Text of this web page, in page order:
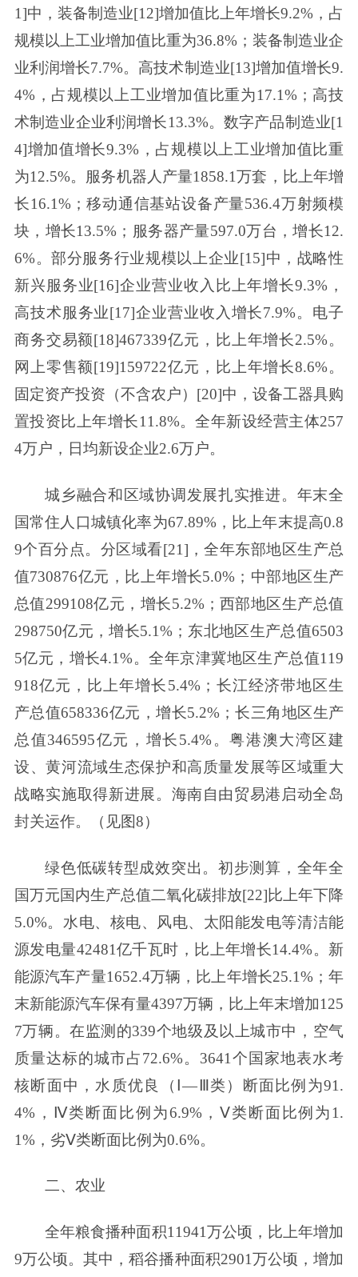
1]中，装备制造业[12]增加值比上年增长9.2%，占
规模以上工业增加值比重为36.8%；装备制造业企
业利润增长7.7%。高技术制造业[13]增加值增长9.
4%，占规模以上工业增加值比重为17.1%；高技
术制造业企业利润增长13.3%。数字产品制造业[1
4]增加值增长9.3%，占规模以上工业增加值比重
为12.5%。服务机器人产量1858.1万套，比上年增
长16.1%；移动通信基站设备产量536.4万射频模
块，增长13.5%；服务器产量597.0万台，增长12.
6%。部分服务行业规模以上企业[15]中，战略性
新兴服务业[16]企业营业收入比上年增长9.3%，
高技术服务业[17]企业营业收入增长7.9%。电子
商务交易额[18]467339亿元，比上年增长2.5%。
网上零售额[19]159722亿元，比上年增长8.6%。
固定资产投资（不含农户）[20]中，设备工器具购
置投资比上年增长11.8%。全年新设经营主体257
4万户，日均新设企业2.6万户。
城乡融合和区域协调发展扎实推进。年末全
国常住人口城镇化率为67.89%，比上年末提高0.8
9个百分点。分区域看[21]，全年东部地区生产总
值730876亿元，比上年增长5.0%；中部地区生产
总值299108亿元，增长5.2%；西部地区生产总值
298750亿元，增长5.1%；东北地区生产总值6503
5亿元，增长4.1%。全年京津冀地区生产总值119
918亿元，比上年增长5.4%；长江经济带地区生
产总值658336亿元，增长5.2%；长三角地区生产
总值346595亿元，增长5.4%。粤港澳大湾区建
设、黄河流域生态保护和高质量发展等区域重大
战略实施取得新进展。海南自由贸易港启动全岛
封关运作。（见图8）
绿色低碳转型成效突出。初步测算，全年全
国万元国内生产总值二氧化碳排放[22]比上年下降
5.0%。水电、核电、风电、太阳能发电等清洁能
源发电量42481亿千瓦时，比上年增长14.4%。新
能源汽车产量1652.4万辆，比上年增长25.1%；年
末新能源汽车保有量4397万辆，比上年末增加125
7万辆。在监测的339个地级及以上城市中，空气
质量达标的城市占72.6%。3641个国家地表水考
核断面中，水质优良（Ⅰ—Ⅲ类）断面比例为91.
4%，Ⅳ类断面比例为6.9%，Ⅴ类断面比例为1.
1%，劣Ⅴ类断面比例为0.6%。
二、农业
全年粮食播种面积11941万公顷，比上年增加
9万公顷。其中，稻谷播种面积2901万公顷，增加